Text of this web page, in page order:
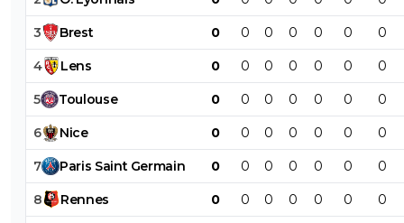
3 Brest 0 0 0 0 0 0 0
4 Lens 0 0 0 0 0 0 0
5 Toulouse 0 0 0 0 0 0 0
6 Nice 0 0 0 0 0 0 0
7 Paris Saint Germain 0 0 0 0 0 0 0
8 Rennes 0 0 0 0 0 0 0